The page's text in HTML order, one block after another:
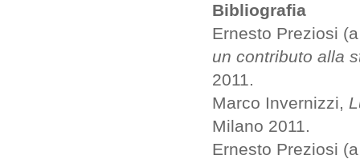
Bibliografia
Ernesto Preziosi
un contributo alla
2011.
Marco Invernizzi,
Milano 2011.
Ernesto Preziosi